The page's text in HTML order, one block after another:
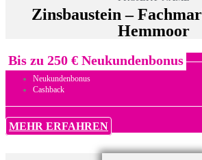
Zinsbaustein –
Hemmoor
Bis zu 250 € Neukundenbonus
Neukundenbonus
Cashback
MEHR ERFAHREN